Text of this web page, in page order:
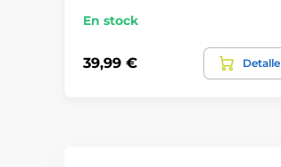
En stock
39,99 € Detalle